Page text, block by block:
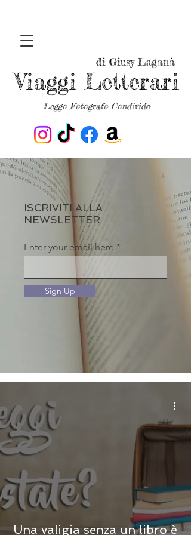
Leggo Fotografo Condivido
Viaggi Letterari
di Giusy Laganà
ISCRIVITI ALLA
NEWSLETTER
Enter your email here
Sign Up
Una valigia senza un libro è